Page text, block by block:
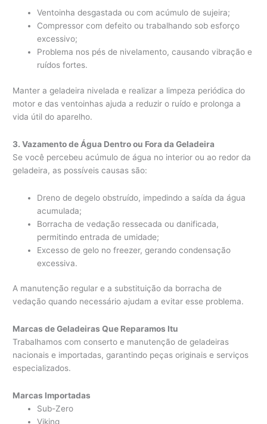
Ventoinha desgastada ou com acúmulo de sujeira;
Compressor com defeito ou trabalhando sob esforço
excessivo;
Problema nos pés de nivelamento, causando vibração e
ruídos fortes.
Manter a geladeira nivelada e realizar a limpeza periódica do
motor e das ventoinhas ajuda a reduzir o ruído e prolonga a
vida útil do aparelho.
3. Vazamento de Água Dentro ou Fora da Geladeira
Se você percebeu acúmulo de água no interior ou ao redor da
geladeira, as possíveis causas são:
Dreno de degelo obstruído, impedindo a saída da água
acumulada;
Borracha de vedação ressecada ou danificada,
permitindo entrada de umidade;
Excesso de gelo no freezer, gerando condensação
excessiva.
A manutenção regular e a substituição da borracha de
vedação quando necessário ajudam a evitar esse problema.
Marcas de Geladeiras Que Reparamos Itu
Trabalhamos com conserto e manutenção de geladeiras
nacionais e importadas, garantindo peças originais e serviços
especializados.
Marcas Importadas
Sub-Zero
Viking